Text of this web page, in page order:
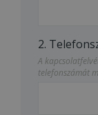
2.
A
telefonszámát